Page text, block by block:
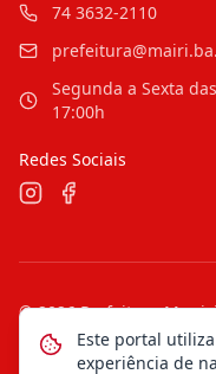
74 3632-2110
Segunda a Sexta
17:00h
Redes Sociais
©2026 Prefeitura
reservados.Este portal
experiência de